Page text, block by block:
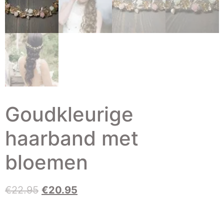
Goudkleurige
haarband met
bloemen
€22.95 €20.95